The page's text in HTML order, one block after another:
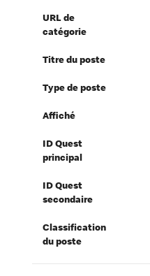
URL de
catégorie
Titre du poste
Type de poste
Affiché
ID Quest
principal
ID Quest
secondaire
Classification
du poste